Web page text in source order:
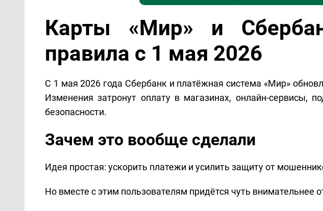
Карты «Мир» и
правила с 1 мая 2026
С 1 мая 2026 года Сбербанк и платёжная система «Мир»
Изменения затронут оплату в магазинах, онлайн-сервисы,
безопасности.
Зачем это вообще сделали
Идея простая: ускорить платежи и усилить защиту от
Но вместе с этим пользователям придётся чуть внимательнее